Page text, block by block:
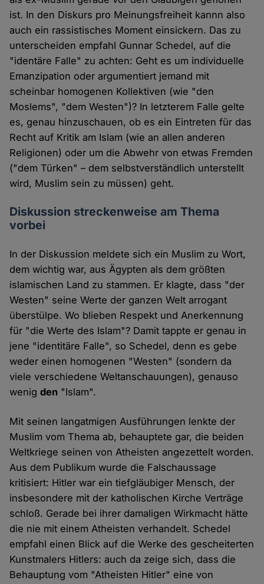
ist. In den Diskurs pro Meinungsfreiheit kannn also
auch ein rassistisches Moment einsickern. Das zu
unterscheiden empfahl Gunnar Schedel, auf die
"identäre Falle" zu achten: Geht es um individuelle
Emanzipation oder argumentiert jemand mit
scheinbar homogenen Kollektiven (wie "den
Moslems", "dem Westen")? In letzterem Falle gelte
es, genau hinzuschauen, ob es ein Eintreten für das
Recht auf Kritik am Islam (wie an allen anderen
Religionen) oder um die Abwehr von etwas Fremden
("dem Türken" – dem selbstverständlich unterstellt
wird, Muslim sein zu müssen) geht.
Diskussion streckenweise am Thema
vorbei
In der Diskussion meldete sich ein Muslim zu Wort,
dem wichtig war, aus Ägypten als dem größten
islamischen Land zu stammen. Er klagte, dass "der
Westen" seine Werte der ganzen Welt arrogant
überstülpe. Wo blieben Respekt und Anerkennung
für "die Werte des Islam"? Damit tappte er genau in
jene "identitäre Falle", so Schedel, denn es gebe
weder einen homogenen "Westen" (sondern da
viele verschiedene Weltanschauungen), genauso
wenigden "Islam".
Mit seinen langatmigen Ausführungen lenkte der
Muslim vom Thema ab, behauptete gar, die beiden
Weltkriege seinen von Atheisten angezettelt worden.
Aus dem Publikum wurde die Falschaussage
kritisiert: Hitler war ein tiefgläubiger Mensch, der
insbesondere mit der katholischen Kirche Verträge
schloß. Gerade bei ihrer damaligen Wirkmacht hätte
die nie mit einem Atheisten verhandelt. Schedel
empfahl einen Blick auf die Werke des gescheiterten
Kunstmalers Hitlers: auch da zeige sich, dass die
Behauptung vom "Atheisten Hitler" eine von